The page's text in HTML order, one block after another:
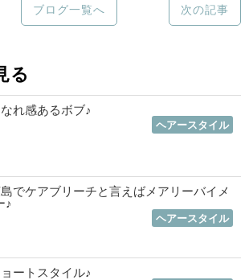
ブログ一覧へ 次の記事
る
れ感あるボブ♪
ヘアースタイル
でケアブリーチと言えばメアリーバイメ
♪
ヘアースタイル
ートスタイル♪